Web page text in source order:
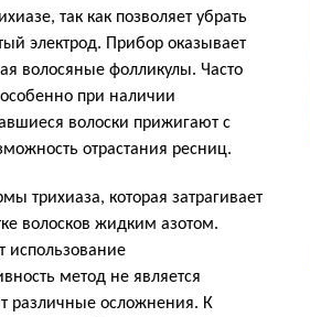
так как позволяет убрать
электрод. Прибор оказывает
волосяные фолликулы. Часто
при наличии
волоски прижигают с
отрастания ресниц.
трихиаза, которая затрагивает
волосков жидким азотом.
использование
метод не является
различные осложнения. К